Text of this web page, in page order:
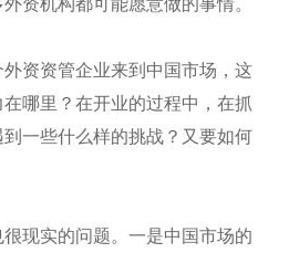
资资管企业来到中国市场，这
哪里？在开业的过程中，在抓
一些什么样的挑战？又要如何
现实的问题。一是中国市场的